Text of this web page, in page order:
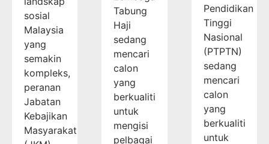
sosial
Malaysia
yang
semakin
kompleks,
peranan
Jabatan
Kebajikan
Masyarakat
Tabung
Haji
sedang
mencari
calon
yang
berkualiti
untuk
mengisi
pelbagai
Pendidikan
Tinggi
Nasional
(PTPTN)
sedang
mencari
calon
yang
berkualiti
untuk